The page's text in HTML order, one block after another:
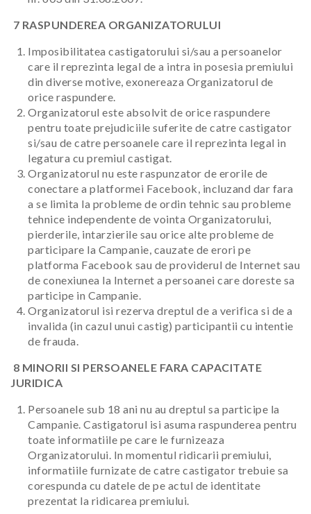
7 RASPUNDEREA ORGANIZATORULUI
Imposibilitatea castigatorului si/sau a persoanelor
care il reprezinta legal de a intra in posesia premiului
din diverse motive, exonereaza Organizatorul de
orice raspundere.
Organizatorul este absolvit de orice raspundere
pentru toate prejudiciile suferite de catre castigator
si/sau de catre persoanele care il reprezinta legal in
legatura cu premiul castigat.
Organizatorul nu este raspunzator de erorile de
conectare a platformei Facebook, incluzand dar fara
a se limita la probleme de ordin tehnic sau probleme
tehnice independente de vointa Organizatorului,
pierderile, intarzierile sau orice alte probleme de
participare la Campanie, cauzate de erori pe
platforma Facebook sau de providerul de Internet sau
de conexiunea la Internet a persoanei care doreste sa
participe in Campanie.
Organizatorul isi rezerva dreptul de a verifica si de a
invalida (in cazul unui castig) participantii cu intentie
de frauda.
8 MINORII SI PERSOANELE FARA CAPACITATE
JURIDICA
Persoanele sub 18 ani nu au dreptul sa participe la
Campanie. Castigatorul isi asuma raspunderea pentru
toate informatiile pe care le furnizeaza
Organizatorului. In momentul ridicarii premiului,
informatiile furnizate de catre castigator trebuie sa
corespunda cu datele de pe actul de identitate
prezentat la ridicarea premiului.